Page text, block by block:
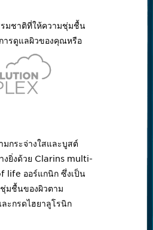
มชาติที่ให้ความชุ่มชื้น
ารดูแลผิวของคุณหรือ
กระจ่างใสและบูสต์
งยิ่งด้วย Clarins multi-
life ออร์แกนิก ซึ่งเป็น
มชื้นของผิวตาม
ะกรดไฮยาลูโรนิก